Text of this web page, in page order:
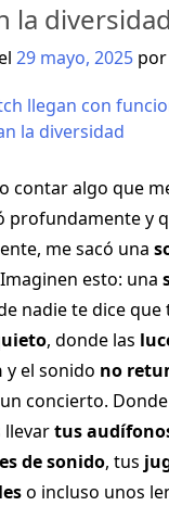
la diversidad
29 mayo, 2025 por
contar algo que
profundamente y
me sacó una
esto: una
nadie te dice que
, donde las
y el sonido no
concierto.
llevartus
de sonido, tus
o incluso unos